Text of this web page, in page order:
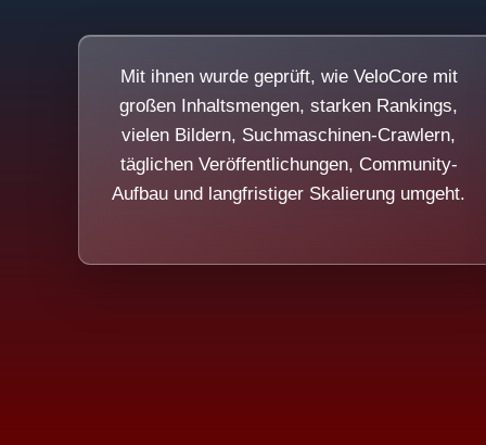
Mit ihnen wurde geprüft, wie VeloCore mit
großen Inhaltsmengen, starken Rankings,
vielen Bildern, Suchmaschinen-Crawlern,
täglichen Veröffentlichungen, Community-
Aufbau und langfristiger Skalierung umgeht.